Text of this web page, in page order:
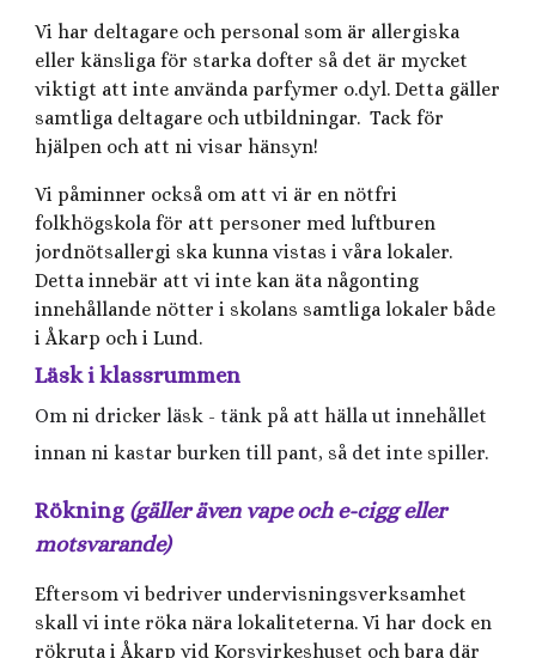
Vi har deltagare och personal som är allergiska
eller känsliga för starka dofter så det är mycket
viktigt att inte använda parfymer o.dyl. Detta gäller
samtliga deltagare och utbildningar. Tack för
hjälpen och att ni visar hänsyn!
Vi påminner också om att vi är en nötfri
folkhögskola för att personer med luftburen
jordnötsallergi ska kunna vistas i våra lokaler.
Detta innebär att vi inte kan äta någonting
innehållande nötter i skolans samtliga lokaler både
i Åkarp och i Lund.
Läsk i klassrummen
Om ni dricker läsk - tänk på att hälla ut innehållet
innan ni kastar burken till pant, så det inte spiller.
Rökning (gäller även vape och e-cigg eller
motsvarande)
Eftersom vi bedriver undervisningsverksamhet
skall vi inte röka nära lokaliteterna. Vi har dock en
rökruta i Åkarp vid Korsvirkeshuset och bara där